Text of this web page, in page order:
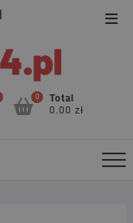
0
Total
0.00 zł